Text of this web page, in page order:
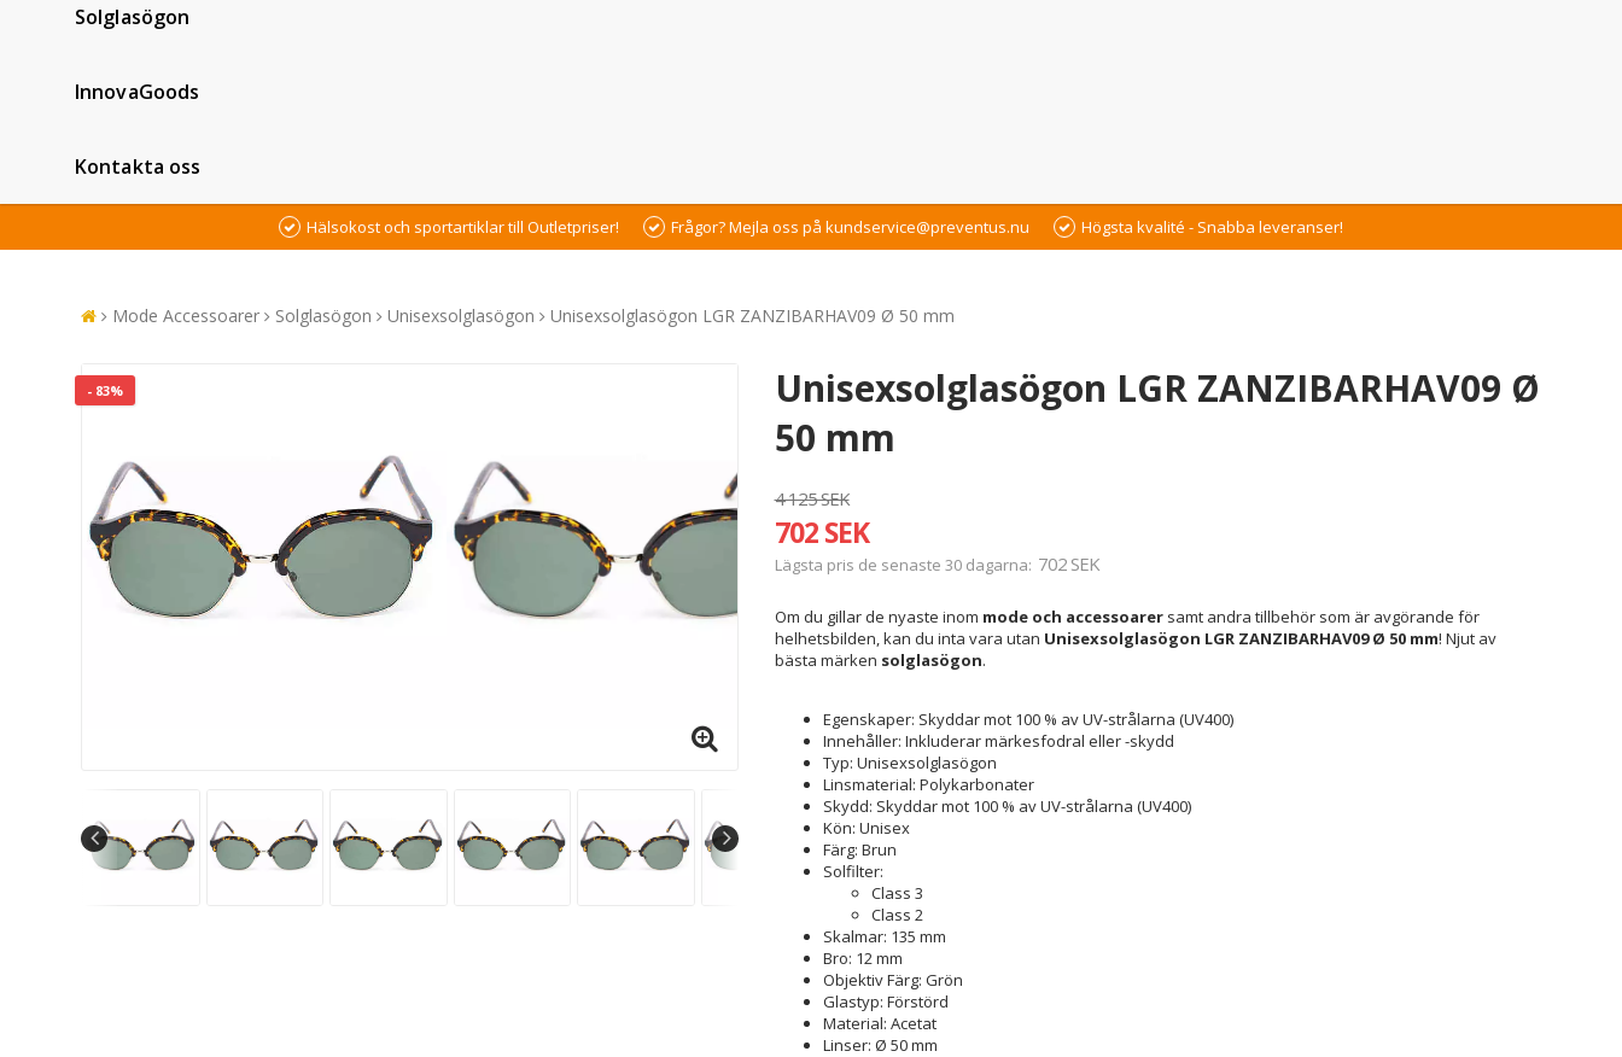
Solglasögon
InnovaGoods
Kontakta oss
Hälsokost och sportartiklar till Outletpriser! Frågor? Mejla oss på kundservice@preventus.nu Högsta kvalité - Snabba leveranser!
Mode Accessoarer Solglasögon Unisexsolglasögon Unisexsolglasögon LGR ZANZIBARHAV09 Ø 50 mm
- 83%
Unisexsolglasögon LGR ZANZIBARHAV09 Ø
50 mm
4 125 SEK
702 SEK
Lägsta pris de senaste 30 dagarna 702 SEK
Om du gillar de nyaste inom mode och accessoarersamt andra tillbehör som är avgörande för
helhetsbilden, kan du inta vara utan Unisexsolglasögon LGR ZANZIBARHAV09 Ø 50 mm! Njut av
bästa märken solglasögon.
Egenskaper: Skyddar mot 100 % av UV-strålarna (UV400)
Innehåller: Inkluderar märkesfodral eller -skydd
Typ: Unisexsolglasögon
Linsmaterial: Polykarbonater
Skydd: Skyddar mot 100 % av UV-strålarna (UV400)
Kön: Unisex
Färg: Brun
Solfilter:
Class 3
Class 2
Skalmar: 135 mm
Bro: 12 mm
Objektiv Färg: Grön
Glastyp: Förstörd
Material: Acetat
Linser: Ø 50 mm